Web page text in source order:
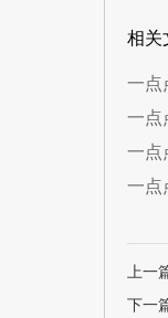
相关
一点
一点
一点
一点
上
下一